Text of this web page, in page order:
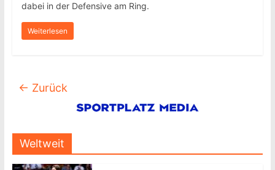
dabei in der Defensive am Ring.
Weiterlesen
← Zurück
Weltweit